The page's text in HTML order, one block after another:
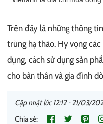
Trên đây là những thông
trùng hạ thảo. Hy vọng
dụng, cách sử dụng sản
cho bản thân và gia đình
Cập nhật lúc 12:12 - 21/03/
Chia sẻ: